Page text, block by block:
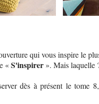
qui vous inspire le
«S'inspirer ». Mais laquelle
dès à présent le tome